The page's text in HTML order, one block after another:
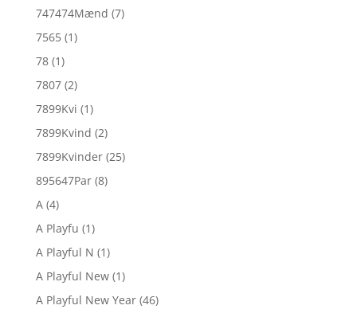
747474Mænd (7)
7565 (1)
78 (1)
7807 (2)
7899Kvi (1)
7899Kvind (2)
7899Kvinder (25)
895647Par (8)
A (4)
A Playfu (1)
A Playful N (1)
A Playful New (1)
A Playful New Year (46)